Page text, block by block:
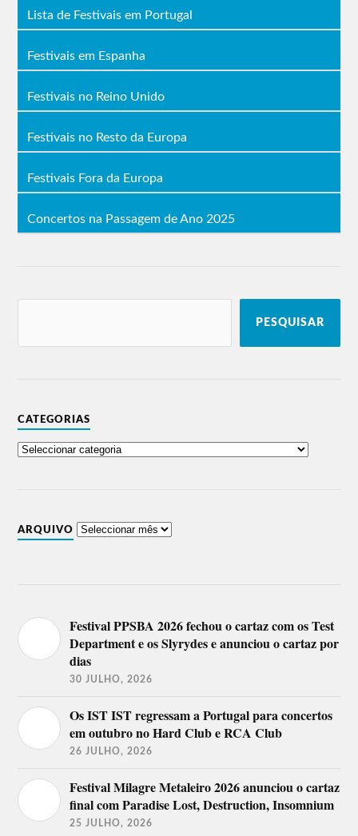
Lista de Festivais em Portugal
Festivais em Espanha
Festivais no Reino Unido
Festivais no Resto da Europa
Festivais Fora da Europa
Concertos na Passagem de Ano 2025
PESQUISAR
CATEGORIAS
ARQUIVO
Festival PPSBA 2026 fechou o cartaz com os Test
Department e os Slyrydes e anunciou o cartaz por
dias
30 JULHO, 2026
Os IST IST regressam a Portugal para concertos
em outubro no Hard Club e RCA Club
26 JULHO, 2026
Festival Milagre Metaleiro 2026 anunciou o cartaz
final com Paradise Lost, Destruction, Insomnium
25 JULHO, 2026